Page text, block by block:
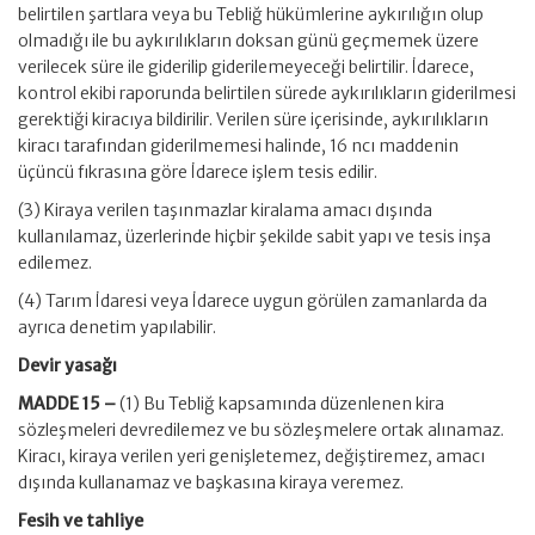
belirtilen şartlara veya bu Tebliğ hükümlerine aykırılığın olup
olmadığı ile bu aykırılıkların doksan günü geçmemek üzere
verilecek süre ile giderilip giderilemeyeceği belirtilir. İdarece,
kontrol ekibi raporunda belirtilen sürede aykırılıkların giderilmesi
gerektiği kiracıya bildirilir. Verilen süre içerisinde, aykırılıkların
kiracı tarafından giderilmemesi halinde, 16 ncı maddenin
üçüncü fıkrasına göre İdarece işlem tesis edilir.
(3) Kiraya verilen taşınmazlar kiralama amacı dışında
kullanılamaz, üzerlerinde hiçbir şekilde sabit yapı ve tesis inşa
edilemez.
(4) Tarım İdaresi veya İdarece uygun görülen zamanlarda da
ayrıca denetim yapılabilir.
Devir yasağı
MADDE 15 –(1) Bu Tebliğ kapsamında düzenlenen kira
sözleşmeleri devredilemez ve bu sözleşmelere ortak alınamaz.
Kiracı, kiraya verilen yeri genişletemez, değiştiremez, amacı
dışında kullanamaz ve başkasına kiraya veremez.
Fesih ve tahliye